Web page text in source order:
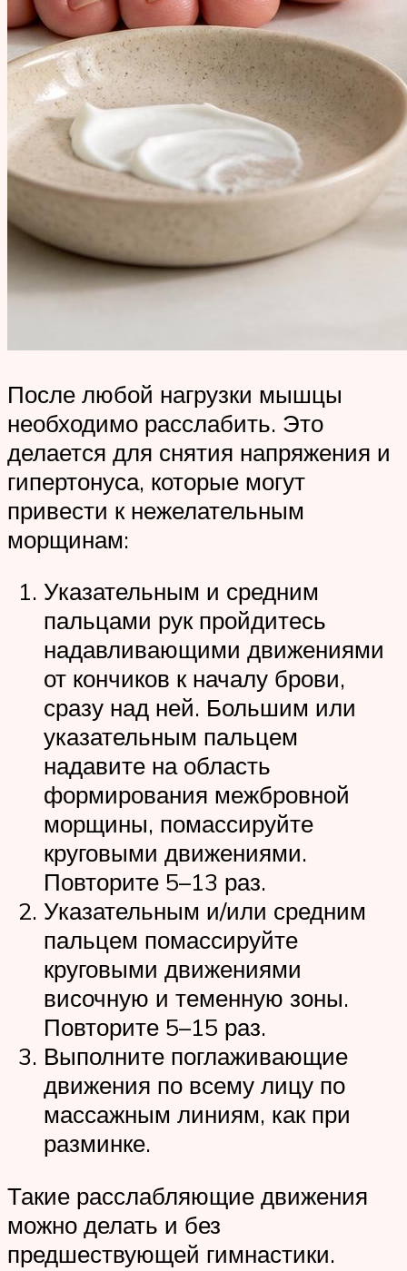
После любой нагрузки мышцы
необходимо расслабить. Это
делается для снятия напряжения и
гипертонуса, которые могут
привести к нежелательным
морщинам:
Указательным и средним
пальцами рук пройдитесь
надавливающими движениями
от кончиков к началу брови,
сразу над ней. Большим или
указательным пальцем
надавите на область
формирования межбровной
морщины, помассируйте
круговыми движениями.
Повторите 5–13 раз.
Указательным и/или средним
пальцем помассируйте
круговыми движениями
височную и теменную зоны.
Повторите 5–15 раз.
Выполните поглаживающие
движения по всему лицу по
массажным линиям, как при
разминке.
Такие расслабляющие движения
можно делать и без
предшествующей гимнастики.